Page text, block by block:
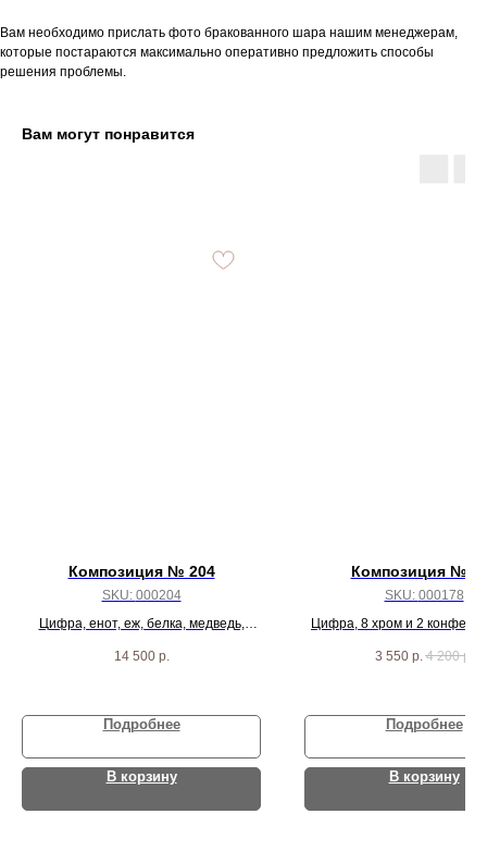
Вам необходимо прислать фото бракованного шара нашим менеджерам,
которые постараются максимально оперативно предложить способы
решения проблемы.
Вам могут понравится
Композиция № 204
SKU: 000204
Цифра, енот, еж, белка, медведь,
14 500 р.
Подробнее
В корзину
Композиция №
SKU: 000178
Цифра, 8 хром и 2
3 550 р. 4 200 р.
Подробнее
В корзину